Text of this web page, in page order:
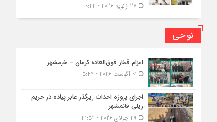
نواحی
اعزام قطار فوق‌العاده کرمان – خرمشهر
اجرای پروژه احداث زیرگذر عابر پیاده در حریم
ریلی قائمشهر